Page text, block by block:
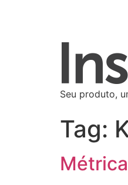
Seu produto,
Tag: